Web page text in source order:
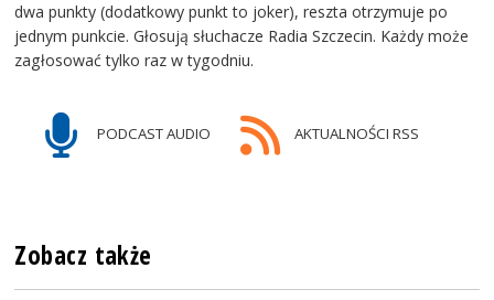
dwa punkty (dodatkowy punkt to joker), reszta otrzymuje po
jednym punkcie. Głosują słuchacze Radia Szczecin. Każdy może
zagłosować tylko raz w tygodniu.
PODCAST AUDIO AKTUALNOŚCI RSS
Zobacz także